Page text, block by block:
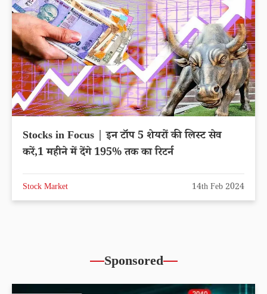
Stocks in Focus | इन टॉप 5 शेयरों की लिस्ट सेव
करें,1 महीने में देंगे 195% तक का रिटर्न
Stock Market 14th Feb 2024
Sponsored